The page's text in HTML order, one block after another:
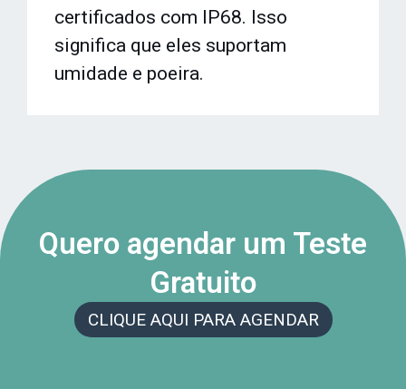
certificados com IP68. Isso
significa que eles suportam
umidade e poeira.
Quero agendar um Teste
Gratuito
CLIQUE AQUI PARA AGENDAR